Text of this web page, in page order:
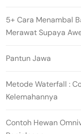
5+ Cara Menambal
Merawat Supaya
Pantun Jawa
Metode Waterfall :
Kelemahannya
Contoh Hewan